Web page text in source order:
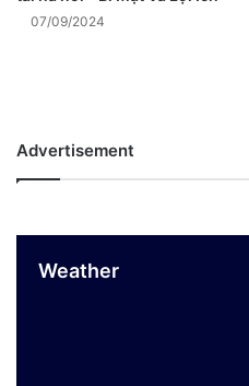
07/09/2024
Advertisement
Weather